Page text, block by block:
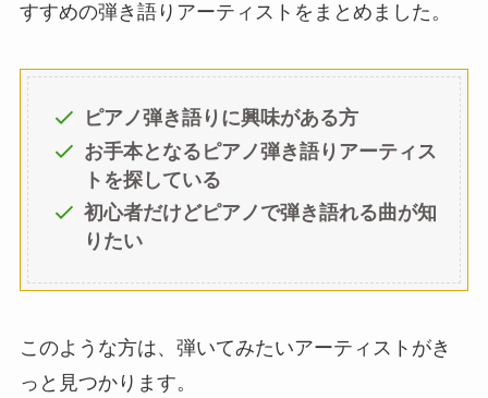
すすめの弾き語りアーティストをまとめました。
ピアノ弾き語りに興味がある方
お手本となるピアノ弾き語りアーティス
トを探している
初心者だけどピアノで弾き語れる曲が知
りたい
このような方は、弾いてみたいアーティストがき
っと見つかります。